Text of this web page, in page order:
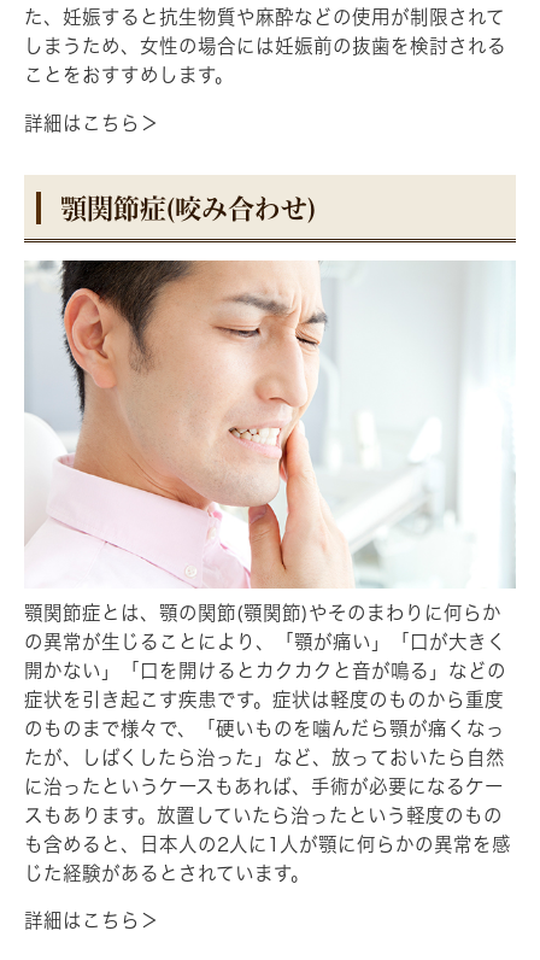
た、妊娠すると抗生物質や麻酔などの使用が制限されて
しまうため、女性の場合には妊娠前の抜歯を検討される
ことをおすすめします。
詳細はこちら＞
顎関節症(咬み合わせ)
顎関節症とは、顎の関節(顎関節)やそのまわりに何らか
の異常が生じることにより、「顎が痛い」「口が大きく
開かない」「口を開けるとカクカクと音が鳴る」などの
症状を引き起こす疾患です。症状は軽度のものから重度
のものまで様々で、「硬いものを噛んだら顎が痛くなっ
たが、しばくしたら治った」など、放っておいたら自然
に治ったというケースもあれば、手術が必要になるケー
スもあります。放置していたら治ったという軽度のもの
も含めると、日本人の2人に1人が顎に何らかの異常を感
じた経験があるとされています。
詳細はこちら＞